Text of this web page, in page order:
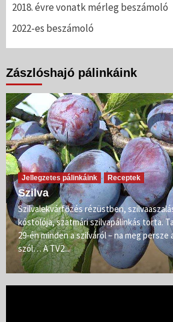
2018. évre vonatk mérleg beszámoló
2022-es beszámoló
Zászlóshajó pálinkáink
Jellegzetes pálinkáink Receptek
Szilva
Szilvalekvárfőzés rézüstben,
kóstolója, szatmári szilvapálinkás torta.
29-én minden a szilváról – na meg
szól… A TV2...